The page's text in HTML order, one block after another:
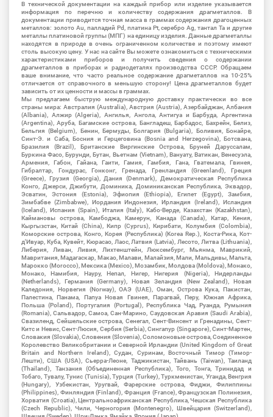
В технической документации на каждый прибор или изделие указывается
информация по перечню и количеству содержания драгметаллов. В
документации приводится точная масса в граммах содержания драгоценных
металлов: золото Au, палладий Pd, платина Pt, серебро Ag, тантал Ta и другие
металлы платиновой группы (МПГ) на единицу изделия. Данные драгметаллы
находятся в природе в очень ограниченном количестве и поэтому имеют
столь высокую цену. У нас на сайте Вы можете ознакомиться с техническими
характеристиками приборов и получить сведения о содержании
драгметаллов в приборах и радиодеталях производства СССР. Обращаем
ваше внимание, что часто реальное содержание драгметаллов на 10-25%
отличается от справочного в меньшую сторону! Цена драгметаллов будет
зависить от их ценности и массы в граммах.
Мы предлагаем быструю международную доставку практически во все
страны мира: Австралия (Australia), Австрия (Austria), Азербайджан, Албания
(Albania), Алжир (Algeria), Ангилья, Ангола, Антигуа и Барбуда, Аргентина
(Argentina), Аруба, Багамские острова, Бангладеш, Барбадос, Бахрейн, Белиз,
Бельгия (Belgium), Бенин, Бермуды, Болгария (Bulgaria), Боливия, Бонайре,
Синт-Э. и Саба, Босния и Герцеговина (Bosnia and Herzegovina), Ботсвана,
Бразилия (Brazil), Британские Виргинские Острова, Бруней Даруссалам,
Буркина Фасо, Бурунди, Бутан, Вьетнам (Vietnam), Вануату, Ватикан, Венесуэла,
Армения, Габон, Гайана, Гаити, Гамия, Гамбия, Гана, Гватемала, Гвинея,
Гибралтар, Гондурас, Гонконг, Гренада, Гренландия (Greenland), Греция
(Greece), Грузия (Georgia), Дания (Denmark), Демократическая Республика
Конго, Джерси, Джибути, Доминика, Доминиканская Республика, Эквадор,
Эсватин, Эстония (Estonia), Эфиопия (Ethiopia), Египет (Egypt), Замбия,
Зимбабве (Zimbabwe), Иордания Индонезия, Ирландия (Ireland), Исландия
(Iceland), Испания (Spain), Италия (Italy), Кабо-Верде, Казахстан (Kazakhstan),
Каймановы острова, Камбоджа, Камерун, Канада (Canada), Катар, Кения,
Кыргызстан, Китай (China), Кипр (Cyprus), Кирибати, Колумбия (Colombia),
Коморские острова, Конго, Корея (Республика) (Korea Rep.), Коста-Рика, Кот-
д'Ивуар, Куба, Кувейт, Кюрасао, Лаос, Латвия (Latvia), Лесото, Литва (Lithuania),
Либерия, Ливан, Ливия, Лихтенштейн, Люксембург, Мьянма, Маврикий,
Мавритания, Мадагаскар, Макао, Малави, Малайзия, Мали, Мальдивы, Мальта,
Марокко (Morocco), Мексика (Mexico), Мозамбик, Молдова (Moldova), Монако,
Монако, Намибия, Науру, Непал, Нигер, Нигерия (Nigeria), Нидерланды
(Netherlands), Германия (Germany), Новая Зеландия (New Zealand), Новая
Каледония, Норвегия (Norway), ОАЭ (UAE), Оман, Острова Кука, Пакистан,
Палестина, Панама, Папуа Новая Гвинея, Парагвай, Перу, Южная Африка,
Польша (Poland), Португалия (Portugal), Республика Чад, Руанда, Румыния
(Romania), Сальвадор, Самоа, Сан-Марино, Саудовская Аравия (Saudi Arabia),
Свазиленд, Сейшельские острова, Сенегал, Сент-Винсент и Гренадины, Сент-
Китс и Невис, Сент-Люсия, Сербия (Serbia), Сингапур (Singapore), Синт-Мартен,
Словакия (Slovakia), Словения (Slovenia), Соломоновые острова, Соединенное
Королевство Великобритании и Северной Ирландии (United Kingdom of Great
Britain and Northern Ireland), Судан, Суринам, Восточный Тимор (Тимор-
Лешти), США (USA), Сьерра-Леоне, Таджикистан, Тайвань (Taiwan), Таиланд
(Thailand), Танзания (Объединенная Республика), Того, Тонга, Тринидад и
Тобаго, Тувалу, Тунис (Tunisia), Турция (Turkey), Туркменистан, Уганда, Венгрия
(Hungary), Узбекистан, Уругвай, Фарерские острова, Фиджи, Филиппины
(Philippines), Финляндия (Finland), Франция (France), Французская Полинезия,
Хорватия (Croatia), Центральноафриканская Республика, Чешская Республика
(Czech Republic), Чили, Черногория (Montenegro), Швейцария (Switzerland),